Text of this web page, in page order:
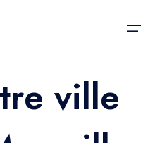
ville